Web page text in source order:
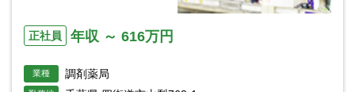
正社員 年収 ～ 616万円
業種 調剤薬局